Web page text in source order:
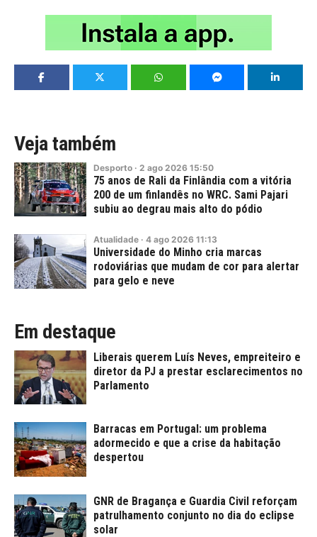
Veja também
Desporto · 2 ago 2026 15:50
75 anos de Rali da Finlândia com a vitória
200 de um finlandês no WRC. Sami Pajari
subiu ao degrau mais alto do pódio
Atualidade · 4 ago 2026 11:13
Universidade do Minho cria marcas
rodoviárias que mudam de cor para alertar
para gelo e neve
Em destaque
Liberais querem Luís Neves, empreiteiro e
diretor da PJ a prestar esclarecimentos no
Parlamento
Barracas em Portugal: um problema
adormecido e que a crise da habitação
despertou
GNR de Bragança e Guardia Civil reforçam
patrulhamento conjunto no dia do eclipse
solar